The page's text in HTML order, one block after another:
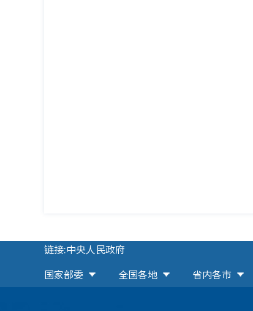
链接:中央人民政府
国家部委
全国各地 省内各市